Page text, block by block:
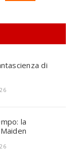
di
la